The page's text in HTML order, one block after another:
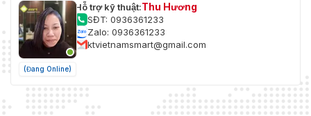
(Đang Online)
Hỗ trợ kỹ thuật:Thu Hương
SĐT: 0936361233
Zalo: 0936361233
ktvietnamsmart@gmail.com